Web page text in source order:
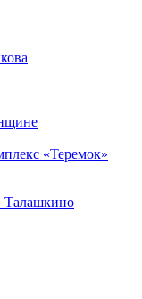
«Теремок»
Талашкино